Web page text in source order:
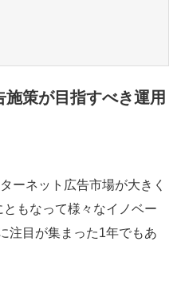
策が目指すべき運用
ーネット広告市場が大きく
もなって様々なイノベー
注目が集まった1年でもあ